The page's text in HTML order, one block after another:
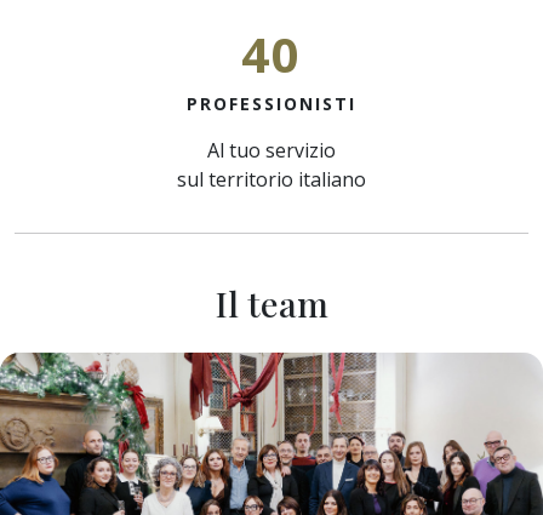
40
PROFESSIONISTI
Al tuo servizio
sul territorio italiano
Il team